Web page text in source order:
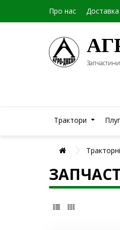
Про нас Доставка
Трактори